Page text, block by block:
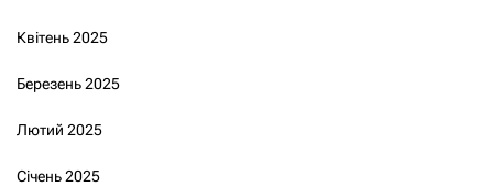
Квітень 2025
Березень 2025
Лютий 2025
Січень 2025